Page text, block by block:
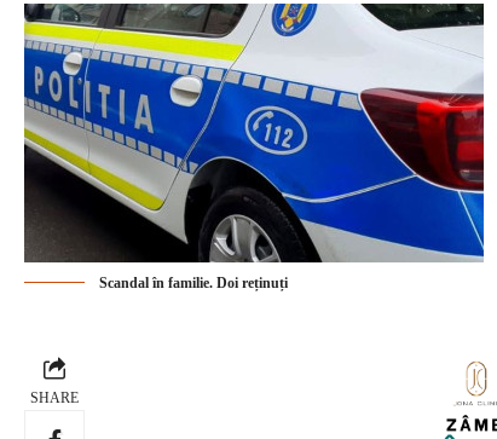
Scandal în familie. Doi reținuți
SHARE